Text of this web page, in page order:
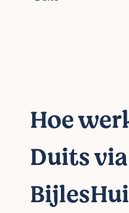
Hoe
Duits via